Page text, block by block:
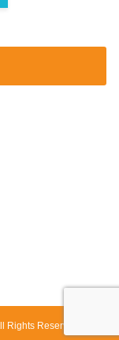
Rights Reserved.